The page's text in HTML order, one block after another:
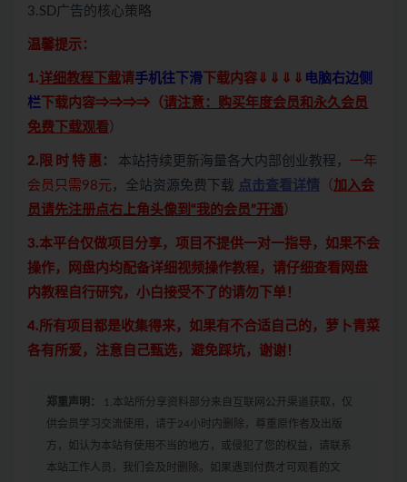
3.SD广告的核心策略
温馨提示：
1.详细教程下载请手机往下滑 下载内容⇓⇓⇓⇓ 电脑右边侧
栏 下载内容⇒⇒⇒⇒（请注意：购买年度会员和永久会员
免费下载观看）
2.限 时 特 惠 ： 本站持续更新海量各大内部创业教程， 一年
会员只需98元 ，全站资源免费下载 点击查看详情 （ 加入会
员请先注册点右上角头像到“我的会员”开通 ）
3.本平台仅做项目分享，项目不提供一对一指导，如果不会
操作，网盘内均配备详细视频操作教程，请仔细查看网盘
内教程自行研究，小白接受不了的请勿下单！
4.所有项目都是收集得来，如果有不合适自己的，萝卜青菜
各有所爱，注意自己甄选，避免踩坑，谢谢！
郑重声明：
1.本站所分享资料部分来自互联网公开渠道获取，仅
供会员学习交流使用，请于24小时内删除，尊重原作者及出版
方，如认为本站有使用不当的地方，或侵犯了您的权益，请联系
本站工作人员，我们会及时删除。如果遇到付费才可观看的文